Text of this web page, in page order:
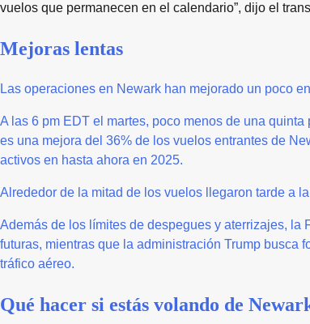
vuelos que permanecen en el calendario”, dijo el
Mejoras lentas
Las operaciones en Newark han mejorado un poco
A las 6 pm EDT el martes, poco menos de una
es una mejora del 36% de los vuelos entrantes de
activos en hasta ahora en 2025.
Alrededor de la mitad de los vuelos llegaron tarde a
Además de los límites de despegues y aterrizajes,
futuras, mientras que la administración Trump busca
tráfico aéreo.
Qué hacer si estás volando de